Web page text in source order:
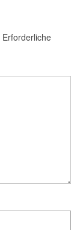
Erforderliche